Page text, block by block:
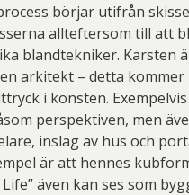
börjar utifrån
allteftersom till att
blandtekniker. Karsten
arkitekt – detta kommer
i konsten. Exempelvis
perspektiven, men
inslag av hus och
är att hennes
även kan ses som